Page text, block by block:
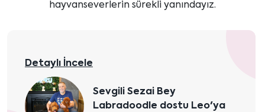
hayvanseverlerin sürekli yanındayız.
Detaylı İncele
Sevgili Sezai Bey
Labradoodle dostu Leo'ya